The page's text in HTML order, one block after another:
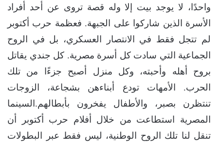
واحدًا، لا يوجد بيت إلا وله قصة تروى عن أحد أفراد
الأسرة الذين شاركوا على الجبهة. فعظمة حرب أكتوبر
لم تتجل فقط في الانتصار العسكري، بل في الروح
الجماعية التي سادت كل أسرة مصرية. كل جندي يقاتل
بروح أهله وأحبته، وكل منزل أصبح جزءًا من تلك
الحرب. الأمهات تودع أبناءهن بشجاعة، الزوجات
تنتظرن بصبر، والأطفال يفخرون بأبطالهم.السينما
المصرية استطاعت من خلال أفلام حرب أكتوبر أن
تنقل لنا تلك الروح الوطنية، ليس فقط عبر البطولات